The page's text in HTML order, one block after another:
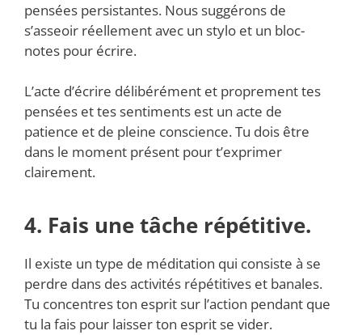
pensées persistantes. Nous suggérons de
s’asseoir réellement avec un stylo et un bloc-
notes pour écrire.
L’acte d’écrire délibérément et proprement tes
pensées et tes sentiments est un acte de
patience et de pleine conscience. Tu dois être
dans le moment présent pour t’exprimer
clairement.
4. Fais une tâche répétitive.
Il existe un type de méditation qui consiste à se
perdre dans des activités répétitives et banales.
Tu concentres ton esprit sur l’action pendant que
tu la fais pour laisser ton esprit se vider.